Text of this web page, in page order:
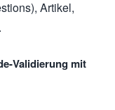
Artikel,
Validierung mit